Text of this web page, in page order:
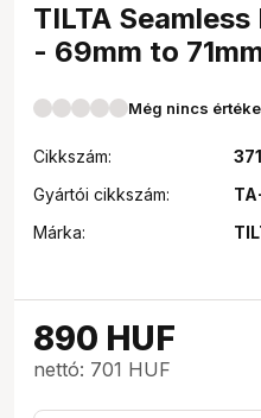
TILTA
- 69mm to
Még nincs
Cikkszám:
Gyártói cikkszám:
Márka:
890 HUF
nettó: 701 HUF